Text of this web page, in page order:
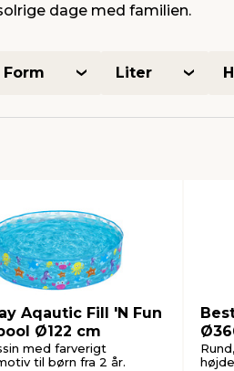
dage med familien.
Form Liter
Aqautic Fill 'N Fun
Ø122 cm
med farverigt
til børn fra 2 år.